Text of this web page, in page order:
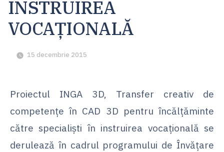
INSTRUIREA
VOCAȚIONALĂ
15 decembrie 2015
Proiectul INGA 3D, Transfer creativ de
competențe în CAD 3D pentru încălțăminte
către specialiști în instruirea vocațională se
derulează în cadrul programului de Învățare